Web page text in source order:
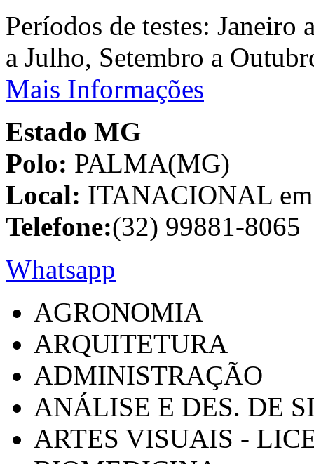
Períodos de testes:
a Julho, Setembro a
Mais Informações
Estado MG
Polo: PALMA(MG)
Local: ITANACIONAL
Telefone:(32) 99881-8065
Whatsapp
AGRONOMIA
ARQUITETURA
ADMINISTRAÇÃO
ANÁLISE E DES. DE
ARTES VISUAIS -